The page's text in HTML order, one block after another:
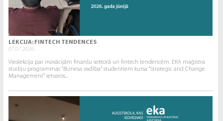
LEKCIJA: FINTECH TENDENCES
07.07.2026.
Vieslekcija par inovācijām finanšu sektorā un fintech tendencēm. EKA maģistra
studiju programmas “Biznesa vadība” studentiem kursa “Strategic and Change
Management” ietvaros...